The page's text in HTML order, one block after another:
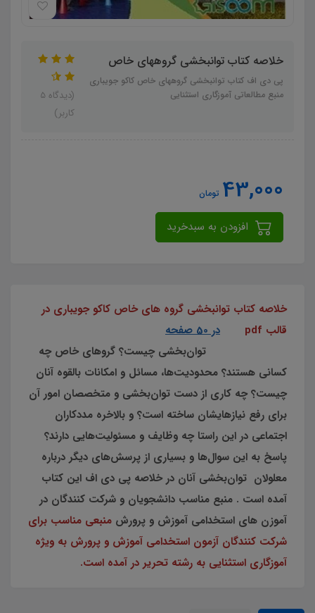
خلاصه کتاب توانبخشی گروههای خاص
پی دی اف کتاب توانبخشی گروههای خاص کاکو جویباری
منبع مطالعاتی آموزگاری استثنایی
(دیدگاه 5
کاربر)
43,000 تومان
خلاصه کتاب توانبخشی گروه های خاص کاکو جویباری در
قالب pdf
در 50 صفحه
توان‌بخشي چيست؟ گروهاي خاص چه
كساني هستند؟ محدوديت‌ها، مسائل و امكانات بالقوه آنان
چيست؟ چه كاري از دست توان‌بخشي و متخصصان امور آن
براي رفع نيازهايشان ساخته است؟ و بالاخره مددكاران
اجتماعي در اين راستا چه وظايف و مسئوليت‌هايي دارند؟
پاسخ به اين سوال‌ها و بسياري از پرسش‌هاي ديگر درباره
معلولان توان‌بخشي آنان در خلاصه پی دی اف اين كتاب
آمده است . منبع مناسب دانشجویان و شرکت کنندگان در
آموزن های استخدامی آموزش و پرورش منبعی مناسب برای
شرکت کنندگان آزمون استخدامی آموزش و پرورش به ویژه
آموزگاری استثنایی به رشته تحریر در آمده است.